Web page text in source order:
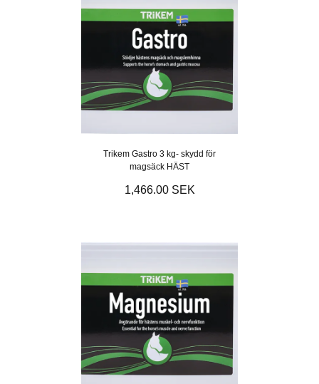
Trikem Gastro 3 kg- skydd för
magsäck HÄST
1,466.00 SEK